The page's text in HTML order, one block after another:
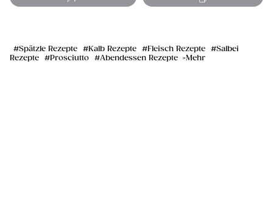
Spätzle Rezepte Kalb Rezepte Fleisch Rezepte
Salbei
Rezepte
Prosciutto Abendessen Rezepte Mehr